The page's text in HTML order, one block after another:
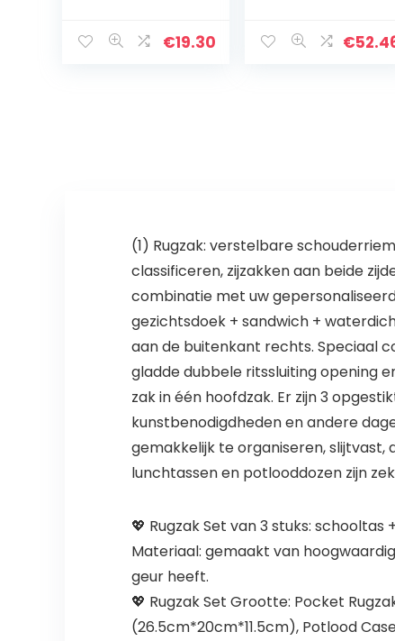
Back To School,
€19.30 €
(1) Rugzak: verstelbare
classificeren, zijzakken aan beide
combinatie met uw
gezichtsdoek + sandwich +
aan de buitenkant rechts. Speciaal
gladde dubbele ritssluiting opening
zak in één hoofdzak. Er zijn 3
kunstbenodigdheden en andere
gemakkelijk te organiseren, slijtvast,
lunchtassen en potlooddozen zijn
💖 Rugzak Set van 3 stuks:
Materiaal: gemaakt van
geur heeft.
💖 Rugzak Set Grootte: Pocket
(26.5cm*20cm*11.5cm), Potlood